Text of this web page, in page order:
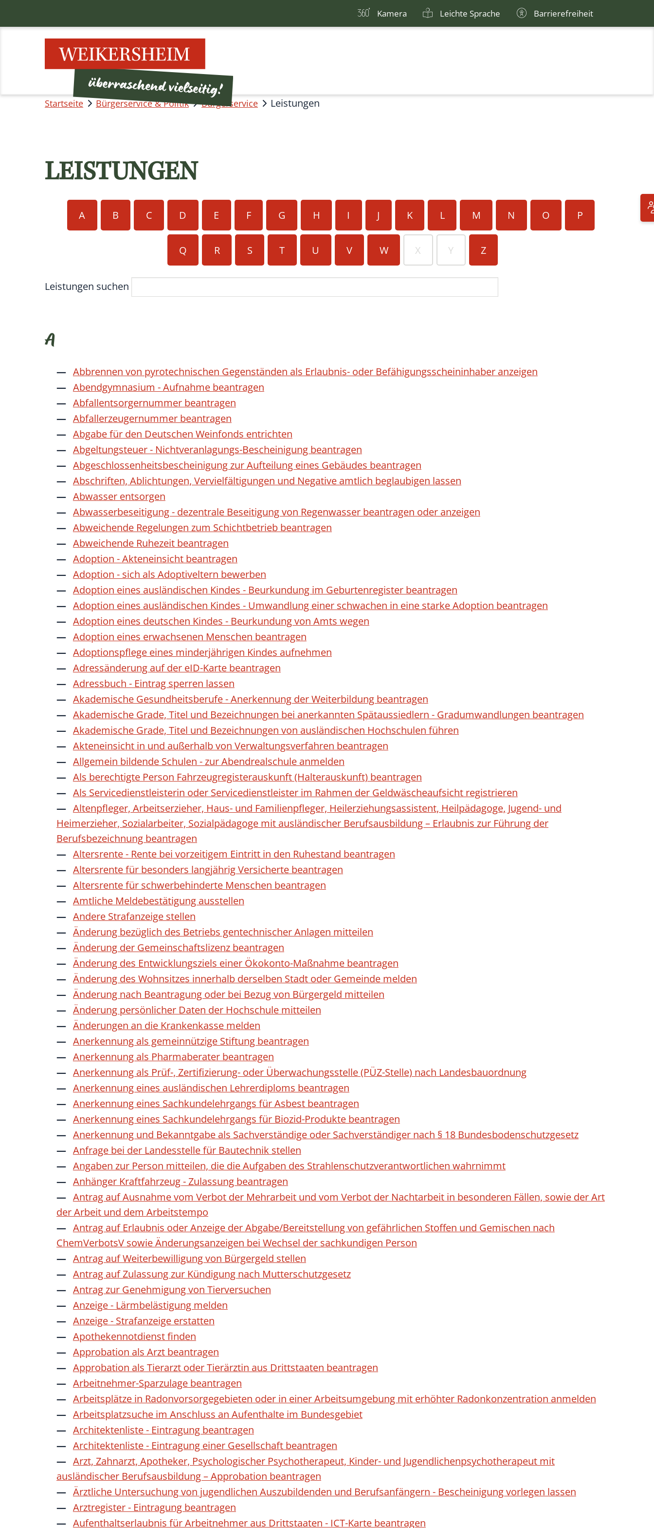
Kamera Leichte Sprache Barrierefreiheit
Startseite Bürgerservice & Politik Bürgerservice Leistungen
LEISTUNGEN
A B C D E F G H I J K L M N O P
Q R S T U V W X Y Z
Leistungen suchen
A
Abbrennen von pyrotechnischen Gegenständen als Erlaubnis- oder Befähigungsscheininhaber anzeigen
Abendgymnasium - Aufnahme beantragen
Abfallentsorgernummer beantragen
Abfallerzeugernummer beantragen
Abgabe für den Deutschen Weinfonds entrichten
Abgeltungsteuer - Nichtveranlagungs-Bescheinigung beantragen
Abgeschlossenheitsbescheinigung zur Aufteilung eines Gebäudes beantragen
Abschriften, Ablichtungen, Vervielfältigungen und Negative amtlich beglaubigen lassen
Abwasser entsorgen
Abwasserbeseitigung - dezentrale Beseitigung von Regenwasser beantragen oder anzeigen
Abweichende Regelungen zum Schichtbetrieb beantragen
Abweichende Ruhezeit beantragen
Adoption - Akteneinsicht beantragen
Adoption - sich als Adoptiveltern bewerben
Adoption eines ausländischen Kindes - Beurkundung im Geburtenregister beantragen
Adoption eines ausländischen Kindes - Umwandlung einer schwachen in eine starke Adoption beantragen
Adoption eines deutschen Kindes - Beurkundung von Amts wegen
Adoption eines erwachsenen Menschen beantragen
Adoptionspflege eines minderjährigen Kindes aufnehmen
Adressänderung auf der eID-Karte beantragen
Adressbuch - Eintrag sperren lassen
Akademische Gesundheitsberufe - Anerkennung der Weiterbildung beantragen
Akademische Grade, Titel und Bezeichnungen bei anerkannten Spätaussiedlern - Gradumwandlungen beantragen
Akademische Grade, Titel und Bezeichnungen von ausländischen Hochschulen führen
Akteneinsicht in und außerhalb von Verwaltungsverfahren beantragen
Allgemein bildende Schulen - zur Abendrealschule anmelden
Als berechtigte Person Fahrzeugregisterauskunft (Halterauskunft) beantragen
Als Servicedienstleisterin oder Servicedienstleister im Rahmen der Geldwäscheaufsicht registrieren
Altenpfleger, Arbeitserzieher, Haus- und Familienpfleger, Heilerziehungsassistent, Heilpädagoge, Jugend- und
Heimerzieher, Sozialarbeiter, Sozialpädagoge mit ausländischer Berufsausbildung – Erlaubnis zur Führung der
Berufsbezeichnung beantragen
Altersrente - Rente bei vorzeitigem Eintritt in den Ruhestand beantragen
Altersrente für besonders langjährig Versicherte beantragen
Altersrente für schwerbehinderte Menschen beantragen
Amtliche Meldebestätigung ausstellen
Andere Strafanzeige stellen
Änderung bezüglich des Betriebs gentechnischer Anlagen mitteilen
Änderung der Gemeinschaftslizenz beantragen
Änderung des Entwicklungsziels einer Ökokonto-Maßnahme beantragen
Änderung des Wohnsitzes innerhalb derselben Stadt oder Gemeinde melden
Änderung nach Beantragung oder bei Bezug von Bürgergeld mitteilen
Änderung persönlicher Daten der Hochschule mitteilen
Änderungen an die Krankenkasse melden
Anerkennung als gemeinnützige Stiftung beantragen
Anerkennung als Pharmaberater beantragen
Anerkennung als Prüf-, Zertifizierung- oder Überwachungsstelle (PÜZ-Stelle) nach Landesbauordnung
Anerkennung eines ausländischen Lehrerdiploms beantragen
Anerkennung eines Sachkundelehrgangs für Asbest beantragen
Anerkennung eines Sachkundelehrgangs für Biozid-Produkte beantragen
Anerkennung und Bekanntgabe als Sachverständige oder Sachverständiger nach § 18 Bundesbodenschutzgesetz
Anfrage bei der Landesstelle für Bautechnik stellen
Angaben zur Person mitteilen, die die Aufgaben des Strahlenschutzverantwortlichen wahrnimmt
Anhänger Kraftfahrzeug - Zulassung beantragen
Antrag auf Ausnahme vom Verbot der Mehrarbeit und vom Verbot der Nachtarbeit in besonderen Fällen, sowie der Art
der Arbeit und dem Arbeitstempo
Antrag auf Erlaubnis oder Anzeige der Abgabe/Bereitstellung von gefährlichen Stoffen und Gemischen nach
ChemVerbotsV sowie Änderungsanzeigen bei Wechsel der sachkundigen Person
Antrag auf Weiterbewilligung von Bürgergeld stellen
Antrag auf Zulassung zur Kündigung nach Mutterschutzgesetz
Antrag zur Genehmigung von Tierversuchen
Anzeige - Lärmbelästigung melden
Anzeige - Strafanzeige erstatten
Apothekennotdienst finden
Approbation als Arzt beantragen
Approbation als Tierarzt oder Tierärztin aus Drittstaaten beantragen
Arbeitnehmer-Sparzulage beantragen
Arbeitsplätze in Radonvorsorgegebieten oder in einer Arbeitsumgebung mit erhöhter Radonkonzentration anmelden
Arbeitsplatzsuche im Anschluss an Aufenthalte im Bundesgebiet
Architektenliste - Eintragung beantragen
Architektenliste - Eintragung einer Gesellschaft beantragen
Arzt, Zahnarzt, Apotheker, Psychologischer Psychotherapeut, Kinder- und Jugendlichenpsychotherapeut mit
ausländischer Berufsausbildung – Approbation beantragen
Ärztliche Untersuchung von jugendlichen Auszubildenden und Berufsanfängern - Bescheinigung vorlegen lassen
Arztregister - Eintragung beantragen
Aufenthaltserlaubnis für Arbeitnehmer aus Drittstaaten - ICT-Karte beantragen